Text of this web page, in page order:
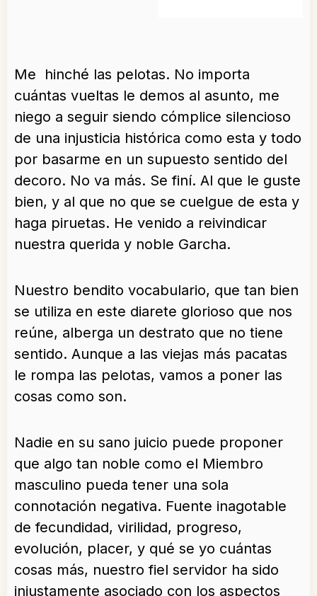
Me hinché las pelotas. No importa
cuántas vueltas le demos al asunto, me
niego a seguir siendo cómplice silencioso
de una injusticia histórica como esta y todo
por basarme en un supuesto sentido del
decoro. No va más. Se finí. Al que le guste
bien, y al que no que se cuelgue de esta y
haga piruetas. He venido a reivindicar
nuestra querida y noble Garcha.
Nuestro bendito vocabulario, que tan bien
se utiliza en este diarete glorioso que nos
reúne, alberga un destrato que no tiene
sentido. Aunque a las viejas más pacatas
le rompa las pelotas, vamos a poner las
cosas como son.
Nadie en su sano juicio puede proponer
que algo tan noble como el Miembro
masculino pueda tener una sola
connotación negativa. Fuente inagotable
de fecundidad, virilidad, progreso,
evolución, placer, y qué se yo cuántas
cosas más, nuestro fiel servidor ha sido
injustamente asociado con los aspectos